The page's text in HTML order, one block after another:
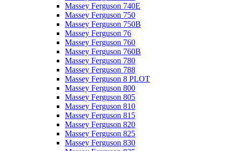
Massey Ferguson 740E
Massey Ferguson 750
Massey Ferguson 750B
Massey Ferguson 76
Massey Ferguson 760
Massey Ferguson 760B
Massey Ferguson 780
Massey Ferguson 788
Massey Ferguson 8 PLOT
Massey Ferguson 800
Massey Ferguson 805
Massey Ferguson 810
Massey Ferguson 815
Massey Ferguson 820
Massey Ferguson 825
Massey Ferguson 830